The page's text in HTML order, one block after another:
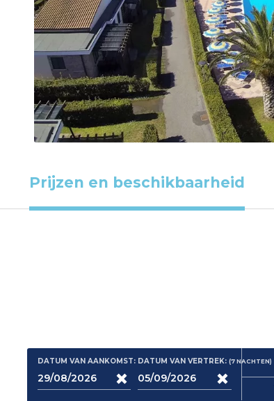
Prijzen en beschikbaarheid
DATUM VAN AANKOMST: DATUM VAN VERTREK:(7NACHTEN)